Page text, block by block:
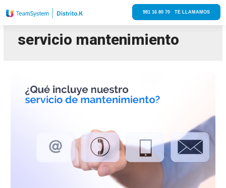
981 16 80 70 TE LLAMAMOS
servicio mantenimiento